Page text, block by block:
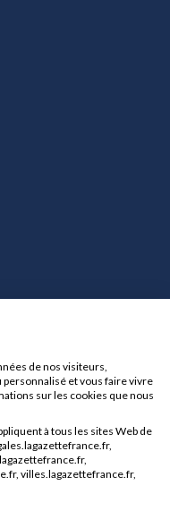
de nos visiteurs,
et vous faire vivre
sur les cookies que nous
à tous les sites Web de
villes.lagazettefrance.fr,